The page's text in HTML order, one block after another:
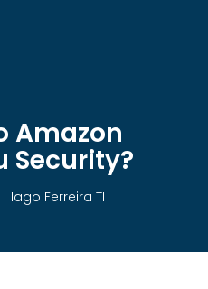
Amazon
Security?
Iago Ferreira TI